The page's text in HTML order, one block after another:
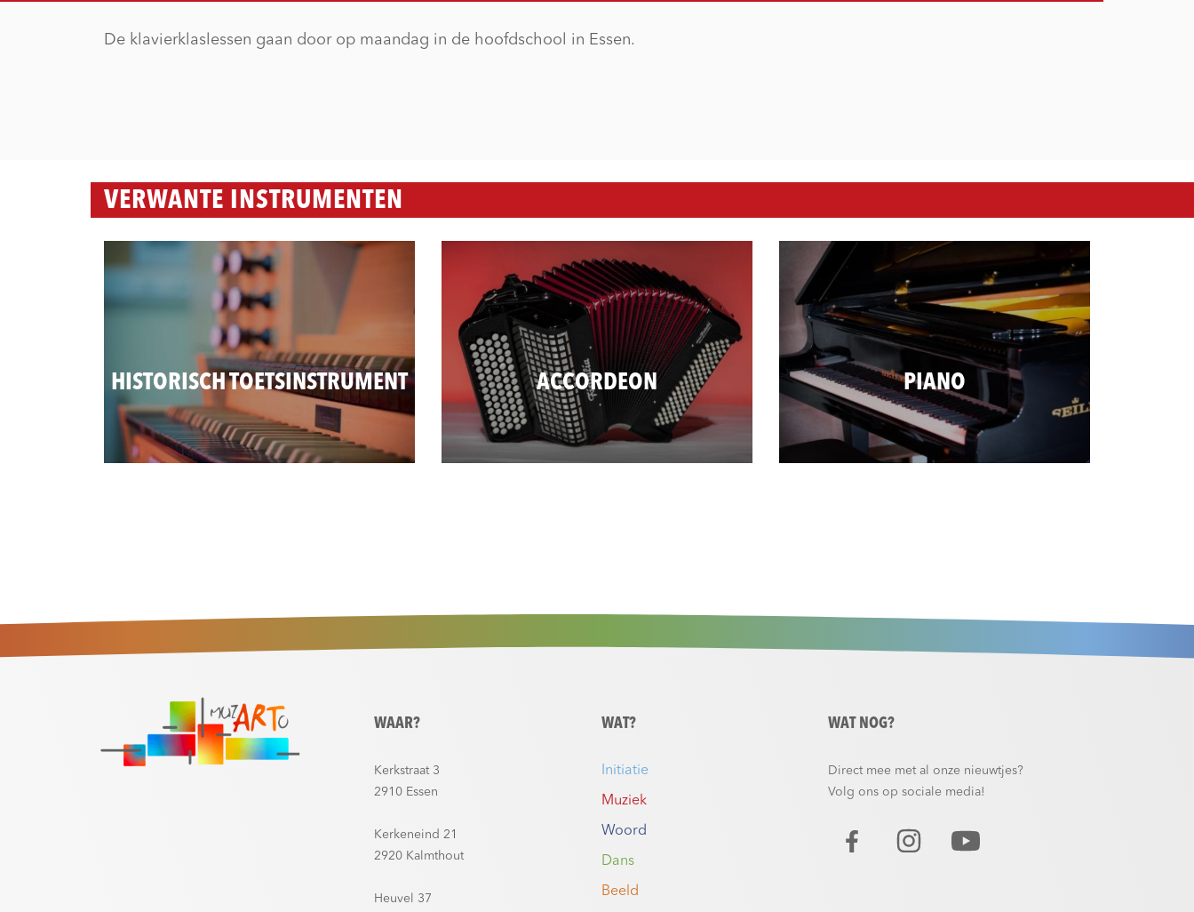
De klavierklaslessen gaan door op maandag in de hoofdschool in Essen.
VERWANTE INSTRUMENTEN
HISTORISCH TOETSINSTRUMENT ACCORDEON PIANO
WAAR?
Kerkstraat 3
2910 Essen
Kerkeneind 21
2920 Kalmthout
Heuvel 37
WAT?
Initiatie
Muziek
Woord
Dans
Beeld
WAT NOG?
Direct mee met al onze nieuwtjes?
Volg ons op sociale media!